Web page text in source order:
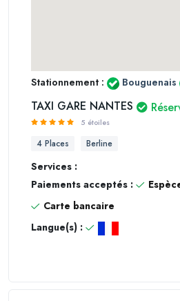
Stationnement : Bouguenais
TAXI GARE NANTES
5 étoiles
4 Places Berline
Services :
Paiements acceptés :
Carte bancaire
Langue(s) :